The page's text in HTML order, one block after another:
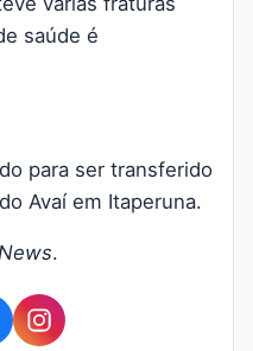
saúde é
para ser transferido
Avaí em Itaperuna.
.